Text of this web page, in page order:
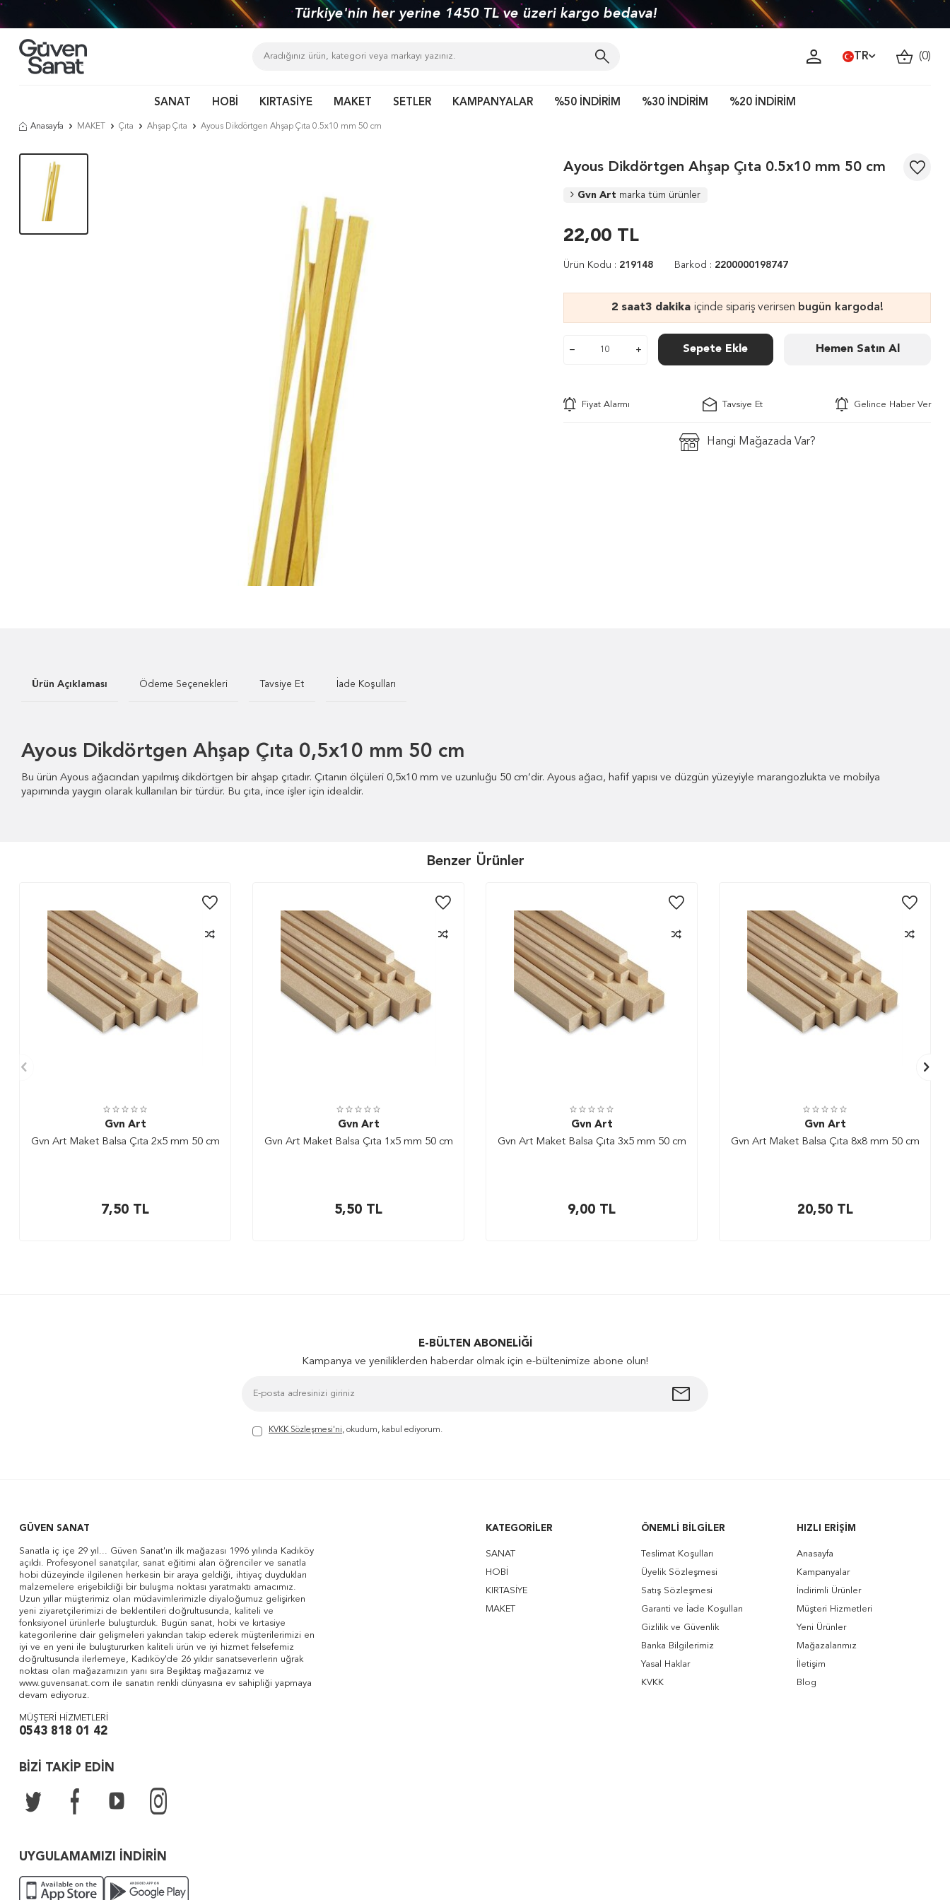
Türkiye'nin her yerine 1450 TL ve üzeri kargo bedava!
TR (0)
SANAT HOBİ KIRTASİYE MAKET SETLER KAMPANYALAR %50 İNDİRİM %30 İNDİRİM %20 İNDİRİM
Anasayfa MAKET Çıta Ahşap Çıta Ayous Dikdörtgen Ahşap Çıta 0.5x10 mm 50 cm
Ayous Dikdörtgen Ahşap Çıta 0.5x10 mm 50 cm
Gvn Art marka tüm ürünler
22,00 TL
Ürün Kodu : 219148 Barkod : 2200000198747
2 saat3 dakika içinde sipariş verirsen bugün kargoda!
Sepete Ekle Hemen Satın Al
Fiyat Alarmı Tavsiye Et Gelince Haber Ver
Hangi Mağazada Var?
Ürün Açıklaması Ödeme Seçenekleri Tavsiye Et İade Koşulları
Ayous Dikdörtgen Ahşap Çıta 0,5x10 mm 50 cm
Bu ürün Ayous ağacından yapılmış dikdörtgen bir ahşap çıtadır. Çıtanın ölçüleri 0,5x10 mm ve uzunluğu 50 cm’dir. Ayous ağacı, hafif yapısı ve düzgün yüzeyiyle marangozlukta ve mobilya
yapımında yaygın olarak kullanılan bir türdür. Bu çıta, ince işler için idealdir.
Benzer Ürünler
Gvn Art
Gvn Art Maket Balsa Çıta 2x5 mm 50 cm
7,50 TL
Gvn Art
Gvn Art Maket Balsa Çıta 1x5 mm 50 cm
5,50 TL
Gvn Art
Gvn Art Maket Balsa Çıta 3x5 mm 50 cm
9,00 TL
Gvn Art
Gvn Art Maket Balsa Çıta 8x8 mm 50 cm
20,50TL
E-BÜLTEN ABONELIĞI
Kampanya ve yeniliklerden haberdar olmak için e-bültenimize abone olun!
KVKK Sözleşmesi'ni, okudum, kabul ediyorum.
GÜVEN SANAT
Sanatla iç içe 29 yıl... Güven Sanat'ın ilk mağazası 1996 yılında Kadıköy
açıldı. Profesyonel sanatçılar, sanat eğitimi alan öğrenciler ve sanatla
hobi düzeyinde ilgilenen herkesin bir araya geldiği, ihtiyaç duydukları
malzemelere erişebildiği bir buluşma noktası yaratmaktı amacımız.
Uzun yıllar müşterimiz olan müdavimlerimizle diyaloğumuz gelişirken
yeni ziyaretçilerimizi de beklentileri doğrultusunda, kaliteli ve
fonksiyonel ürünlerle buluşturduk. Bugün sanat, hobi ve kırtasiye
kategorilerine dair gelişmeleri yakından takip ederek müşterilerimizi en
iyi ve en yeni ile buluştururken kaliteli ürün ve iyi hizmet felsefemiz
doğrultusunda ilerlemeye, Kadıköy'de 26 yıldır sanatseverlerin uğrak
noktası olan mağazamızın yanı sıra Beşiktaş mağazamız ve
www.guvensanat.com ile sanatın renkli dünyasına ev sahipliği yapmaya
devam ediyoruz.
MÜŞTERİ HİZMETLERİ
0543 818 01 42
BİZİ TAKİP EDİN
UYGULAMAMIZI İNDİRİN
KATEGORILER
SANAT
HOBİ
KIRTASİYE
MAKET
ÖNEMLI BILGILER
Teslimat Koşulları
Üyelik Sözleşmesi
Satış Sözleşmesi
Garanti ve İade Koşulları
Gizlilik ve Güvenlik
Banka Bilgilerimiz
Yasal Haklar
KVKK
HIZLI ERIŞIM
Anasayfa
Kampanyalar
İndirimli Ürünler
Müşteri Hizmetleri
Yeni Ürünler
Mağazalarımız
İletişim
Blog